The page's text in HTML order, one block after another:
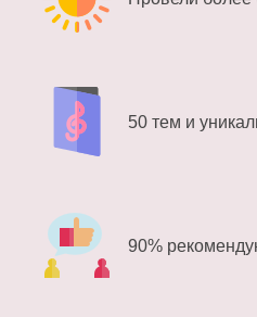
50 тем и
90%